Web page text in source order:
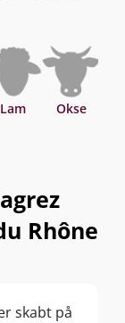
Lam Okse
Rhône
skabt på